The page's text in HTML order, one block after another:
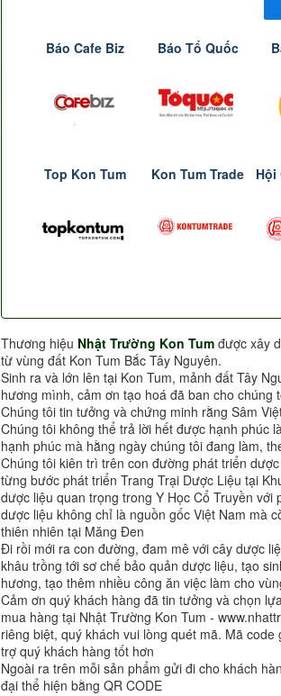
Báo Cafe Biz Báo Tổ Quốc
Top Kon Tum Kon Tum Trade Hội
Thương hiệu Nhật Trường Kon Tum được xây
từ vùng đất Kon Tum Bắc Tây Nguyên.
Sinh ra và lớn lên tại Kon Tum, mảnh đất Tây
hương mình, cảm ơn tạo hoá đã ban cho chúng
Chúng tôi tin tưởng và chứng minh rằng Sâm
Chúng tôi không thể trả lời hết được hạnh phúc
hạnh phúc mà hằng ngày chúng tôi đang làm,
Chúng tôi kiên trì trên con đường phát triển
từng bước phát triển Trang Trại Dược Liệu tại
dược liệu quan trọng trong Y Học Cổ Truyền
dược liệu không chỉ là nguồn gốc Việt Nam mà
thiên nhiên tại Măng Đen
Đi rồi mới ra con đường, đam mê với cây dược
khâu trồng tới sơ chế bảo quản dược liệu, tạo
hương, tạo thêm nhiều công ăn việc làm cho
Cảm ơn quý khách hàng đã tin tưởng và chọn
mua hàng tại Nhật Trường Kon Tum -
riêng biệt, quý khách vui lòng quét mã. Mã
trợ quý khách hàng tốt hơn
Ngoài ra trên mỗi sản phẩm gửi đi cho khách
đại thể hiện bằng QR CODE